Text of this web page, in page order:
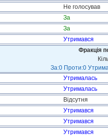
Не голосував
За
За
Утримався
Фракція
За:0 Проти:0
Утрималась
Утрималась
Відсутня
Утримався
Утримався
Утримався